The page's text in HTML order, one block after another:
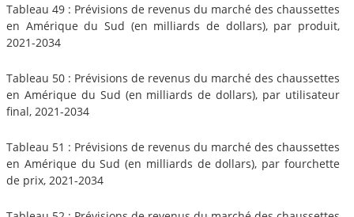
Tableau 49 : Prévisions de revenus du marché des chaussettes
en Amérique du Sud (en milliards de dollars), par produit,
2021-2034
Tableau 50 : Prévisions de revenus du marché des chaussettes
en Amérique du Sud (en milliards de dollars), par utilisateur
final, 2021-2034
Tableau 51 : Prévisions de revenus du marché des chaussettes
en Amérique du Sud (en milliards de dollars), par fourchette
de prix, 2021-2034